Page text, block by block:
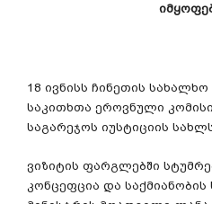
18 ივნისს ჩინეთის სახალხო
საკითხთა ეროვნული
საგარეჯოს იუსტიციის
ვიზიტის ფარგლებში
კონცეფცია და საქმიანობის